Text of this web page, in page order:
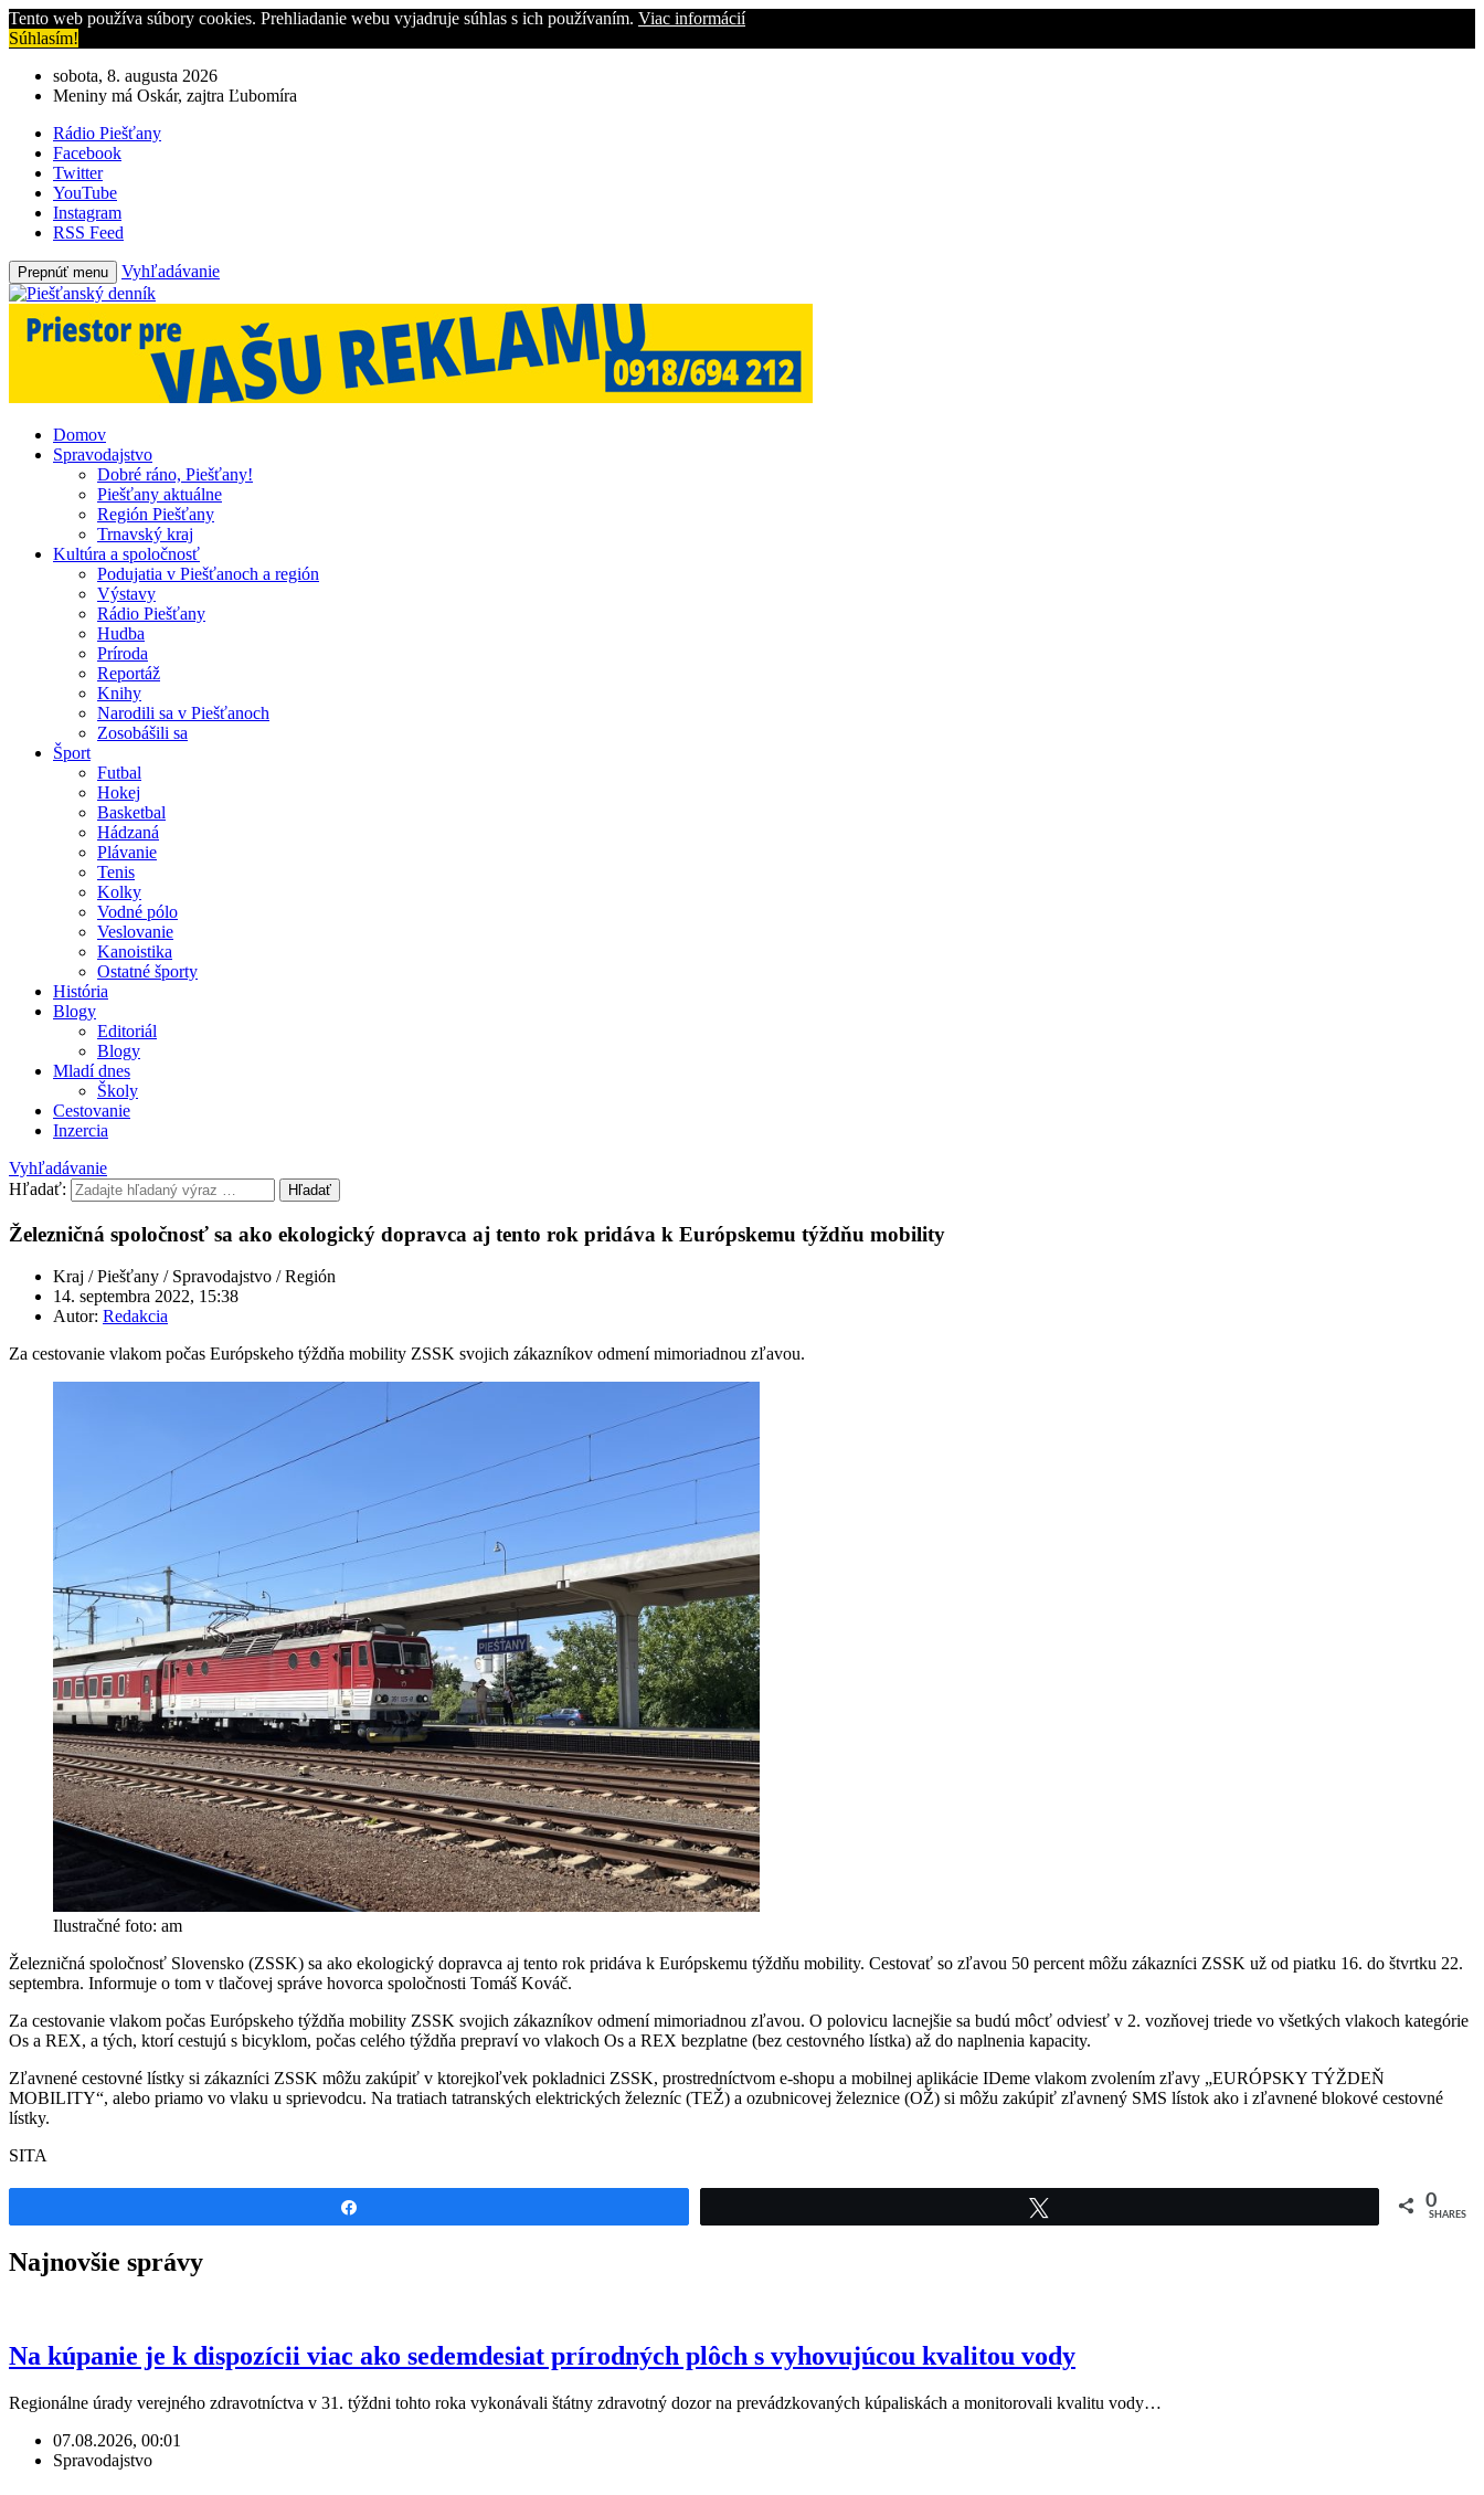
Tento web používa súbory cookies. Prehliadanie webu vyjadruje súhlas s ich používaním. Viac informácií
Súhlasím!
sobota, 8. augusta 2026
Meniny má Oskár, zajtra Ľubomíra
Rádio Piešťany
Facebook
Twitter
YouTube
Instagram
RSS Feed
Prepnúť menu Vyhľadávanie
Domov
Spravodajstvo
Dobré ráno, Piešťany!
Piešťany aktuálne
Región Piešťany
Trnavský kraj
Kultúra a spoločnosť
Podujatia v Piešťanoch a región
Výstavy
Rádio Piešťany
Hudba
Príroda
Reportáž
Knihy
Narodili sa v Piešťanoch
Zosobášili sa
Šport
Futbal
Hokej
Basketbal
Hádzaná
Plávanie
Tenis
Kolky
Vodné pólo
Veslovanie
Kanoistika
Ostatné športy
História
Blogy
Editoriál
Blogy
Mladí dnes
Školy
Cestovanie
Inzercia
Vyhľadávanie
Hľadať:
Hľadať
Železničná spoločnosť sa ako ekologický dopravca aj tento rok pridáva k Európskemu týždňu mobility
Kraj / Piešťany / Spravodajstvo / Región
14. septembra 2022, 15:38
Autor: Redakcia
Za cestovanie vlakom počas Európskeho týždňa mobility ZSSK svojich zákazníkov odmení mimoriadnou zľavou.
Ilustračné foto: am
Železničná spoločnosť Slovensko (ZSSK) sa ako ekologický dopravca aj tento rok pridáva k Európskemu týždňu mobility. Cestovať so zľavou 50 percent môžu zákazníci ZSSK už od piatku 16. do štvrtku 22.
septembra. Informuje o tom v tlačovej správe hovorca spoločnosti Tomáš Kováč.
Za cestovanie vlakom počas Európskeho týždňa mobility ZSSK svojich zákazníkov odmení mimoriadnou zľavou. O polovicu lacnejšie sa budú môcť odviesť v 2. vozňovej triede vo všetkých vlakoch kategórie
Os a REX, a tých, ktorí cestujú s bicyklom, počas celého týždňa prepraví vo vlakoch Os a REX bezplatne (bez cestovného lístka) až do naplnenia kapacity.
Zľavnené cestovné lístky si zákazníci ZSSK môžu zakúpiť v ktorejkoľvek pokladnici ZSSK, prostredníctvom e-shopu a mobilnej aplikácie IDeme vlakom zvolením zľavy „EURÓPSKY TÝŽDEŇ
MOBILITY“, alebo priamo vo vlaku u sprievodcu. Na tratiach tatranských elektrických železníc (TEŽ) a ozubnicovej železnice (OŽ) si môžu zakúpiť zľavnený SMS lístok ako i zľavnené blokové cestovné
lístky.
SITA
0
SHARES
Najnovšie správy
Na kúpanie je k dispozícii viac ako sedemdesiat prírodných plôch s vyhovujúcou kvalitou vody
Regionálne úrady verejného zdravotníctva v 31. týždni tohto roka vykonávali štátny zdravotný dozor na prevádzkovaných kúpaliskách a monitorovali kvalitu vody…
07.08.2026, 00:01
Spravodajstvo